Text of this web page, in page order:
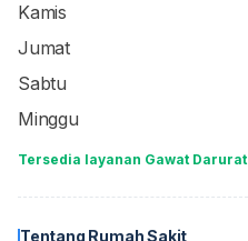
Kamis
Jumat
Sabtu
Minggu
Tersedia layanan Gawat Darurat
Tentang Rumah Sakit